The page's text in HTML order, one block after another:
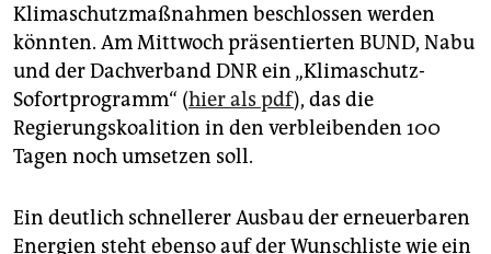
epaper login
Klimaschutzmaßnahmen beschlossen werden
könnten. Am Mittwoch präsentierten BUND, Nabu
und der Dachverband DNR ein „Klimaschutz-
Sofortprogramm“ (hier als pdf), das die
Regierungskoalition in den verbleibenden 100
Tagen noch umsetzen soll.
Ein deutlich schnellerer Ausbau der erneuerbaren
Energien steht ebenso auf der Wunschliste wie ein